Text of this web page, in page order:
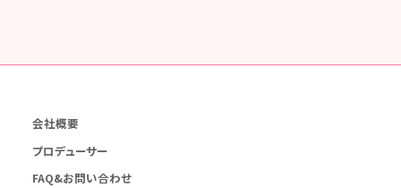
会社概要
プロデューサー
FAQ&お問い合わせ